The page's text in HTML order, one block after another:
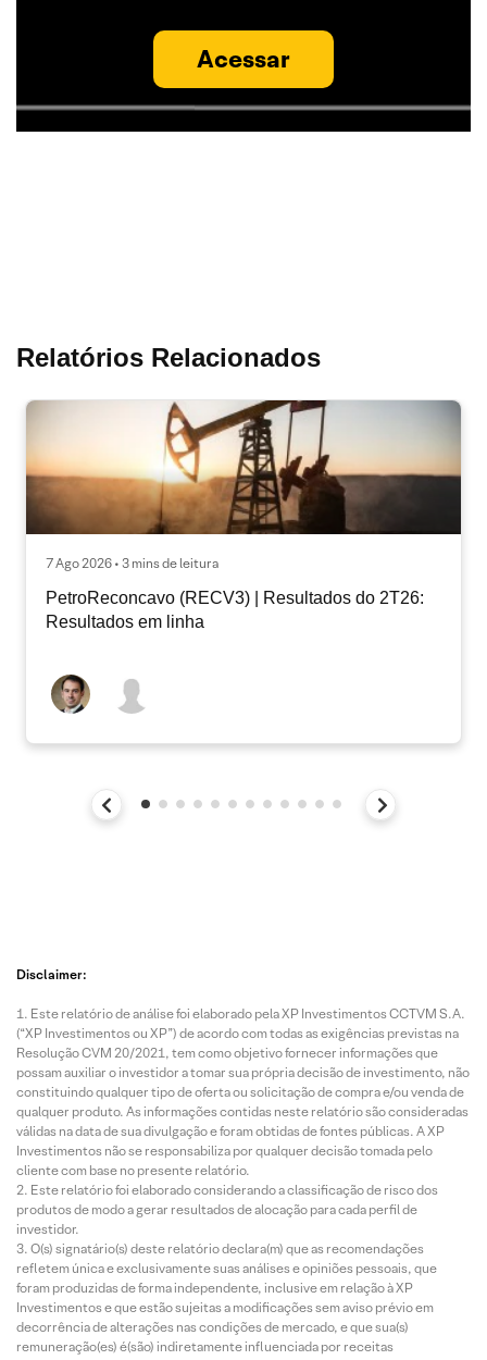
Acessar
Relatórios Relacionados
7 Ago 2026 • 3 mins de leitura
PetroReconcavo (RECV3) | Resultados do 2T26:
Resultados em linha
Disclaimer:
Este relatório de análise foi elaborado pela XP Investimentos CCTVM S.A.
(“XP Investimentos ou XP”) de acordo com todas as exigências previstas na
Resolução CVM 20/2021, tem como objetivo fornecer informações que
possam auxiliar o investidor a tomar sua própria decisão de investimento, não
constituindo qualquer tipo de oferta ou solicitação de compra e/ou venda de
qualquer produto. As informações contidas neste relatório são consideradas
válidas na data de sua divulgação e foram obtidas de fontes públicas. A XP
Investimentos não se responsabiliza por qualquer decisão tomada pelo
cliente com base no presente relatório.
Este relatório foi elaborado considerando a classificação de risco dos
produtos de modo a gerar resultados de alocação para cada perfil de
investidor.
O(s) signatário(s) deste relatório declara(m) que as recomendações
refletem única e exclusivamente suas análises e opiniões pessoais, que
foram produzidas de forma independente, inclusive em relação à XP
Investimentos e que estão sujeitas a modificações sem aviso prévio em
decorrência de alterações nas condições de mercado, e que sua(s)
remuneração(es) é(são) indiretamente influenciada por receitas